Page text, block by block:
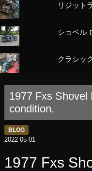
リジット
ショベル
クラシッ
1977 Fxs Shovel
condition.
BLOG
2022-05-01
1977 Fxs